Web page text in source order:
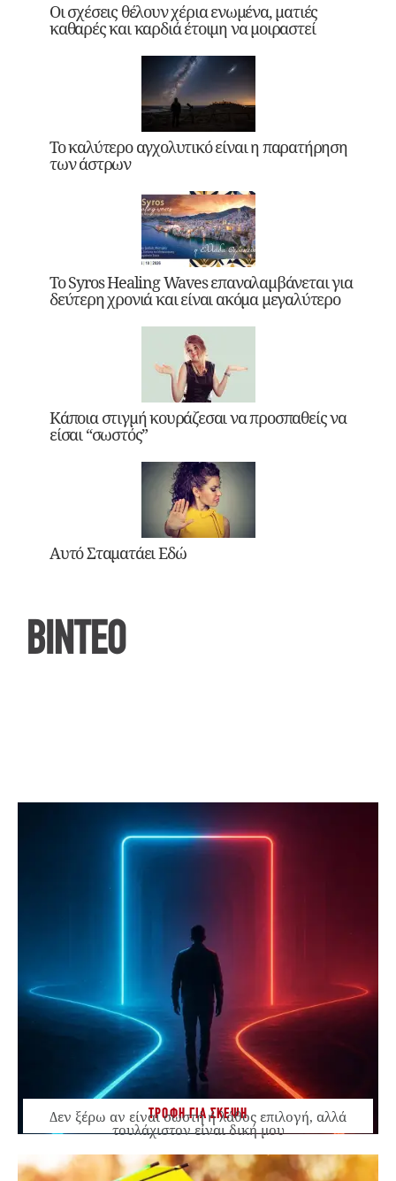
Οι σχέσεις θέλουν χέρια ενωμένα, ματιές
καθαρές και καρδιά έτοιμη να μοιραστεί
Το καλύτερο αγχολυτικό είναι η παρατήρηση
των άστρων
Το Syros Healing Waves επαναλαμβάνεται για
δεύτερη χρονιά και είναι ακόμα μεγαλύτερο
Κάποια στιγμή κουράζεσαι να προσπαθείς να
είσαι “σωστός”
Αυτό Σταματάει Εδώ
ΒΙΝΤΕΟ
ΤΡΟΦΗ ΓΙΑ ΣΚΕΨΗ
Δεν ξέρω αν είναι σωστή ή λάθος επιλογή, αλλά
τουλάχιστον είναι δική μου